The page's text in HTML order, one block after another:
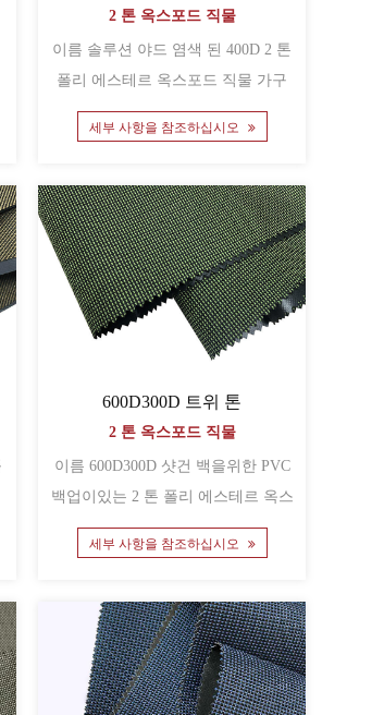
2 톤 옥스포드 직물
이름 솔루션 야드 염색 된 400D 2 톤
폴리 에스테르 옥스포드 직물 가구
커버 용 PE 코팅 ......
세부 사항을 참조하십시오
600D300D 트위 톤
2 톤 옥스포드 직물
이름 600D300D 샷건 백을위한 PVC
백업이있는 2 톤 폴리 에스테르 옥스
포드 직물 ......
세부 사항을 참조하십시오